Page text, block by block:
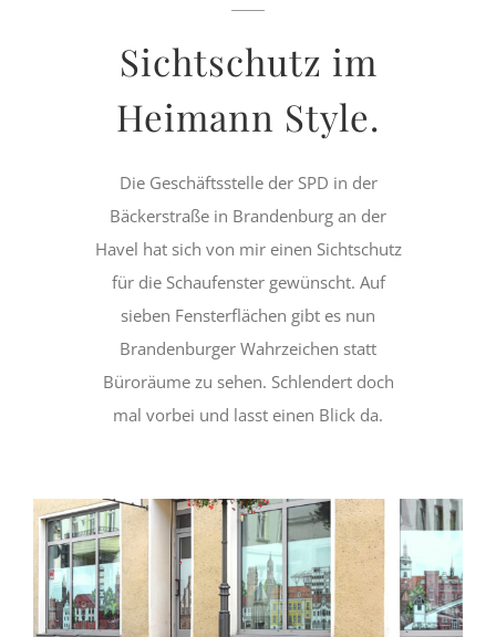
Sichtschutz im
Heimann Style.
Die Geschäftsstelle der SPD in der
Bäckerstraße in Brandenburg an der
Havel hat sich von mir einen Sichtschutz
für die Schaufenster gewünscht. Auf
sieben Fensterflächen gibt es nun
Brandenburger Wahrzeichen statt
Büroräume zu sehen. Schlendert doch
mal vorbei und lasst einen Blick da.